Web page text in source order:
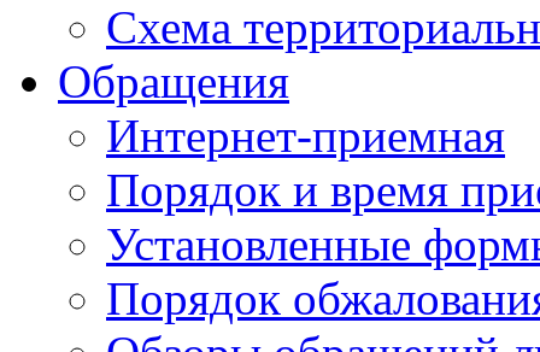
Схема
Обращения
Интернет-приемная
Порядок и время
Установленные
Порядок